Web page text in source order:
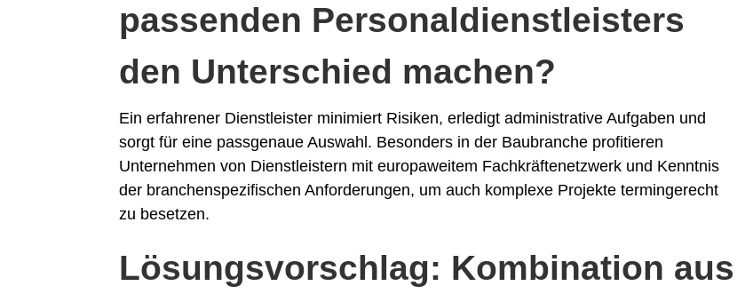
passenden Personaldienstleisters
den Unterschied machen?
Ein erfahrener Dienstleister minimiert Risiken, erledigt administrative Aufgaben und
sorgt für eine passgenaue Auswahl. Besonders in der Baubranche profitieren
Unternehmen von Dienstleistern mit europaweitem Fachkräftenetzwerk und Kenntnis
der branchenspezifischen Anforderungen, um auch komplexe Projekte termingerecht
zu besetzen.
Lösungsvorschlag: Kombination aus